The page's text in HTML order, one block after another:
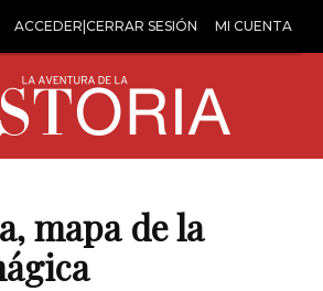
ACCEDER|CERRAR SESIÓN MI CUENTA
mapa de la